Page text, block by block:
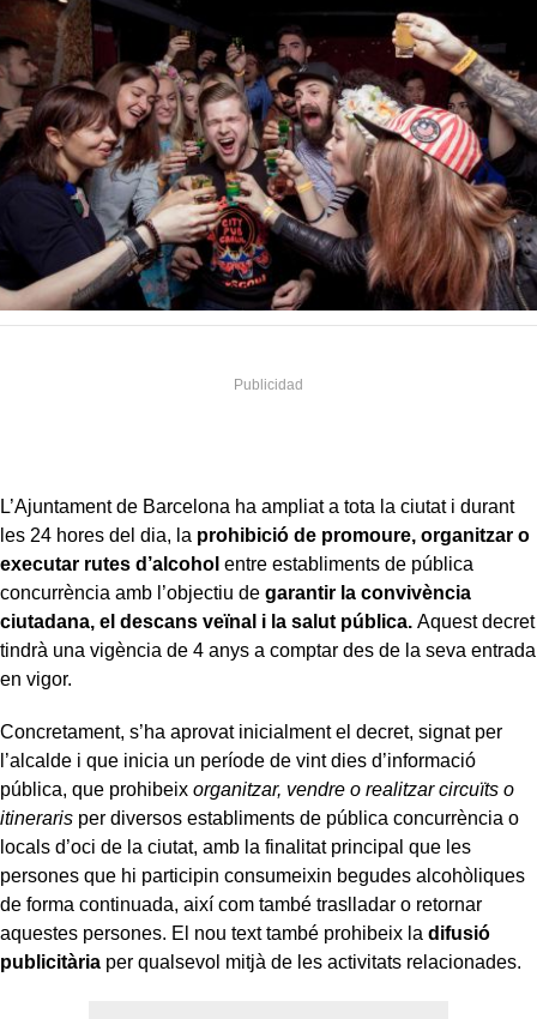
L’Ajuntament de Barcelona ha ampliat a tota la ciutat i durant
les 24 hores del dia, la prohibició de promoure, organitzar o
executar rutes d’alcohol entre establiments de pública
concurrència amb l’objectiu de garantir la convivència
ciutadana, el descans veïnal i la salut pública. Aquest decret
tindrà una vigència de 4 anys a comptar des de la seva entrada
en vigor.
Concretament, s’ha aprovat inicialment el decret, signat per
l’alcalde i que inicia un període de vint dies d’informació
pública, que prohibeix organitzar, vendre o realitzar circuïts o
itineraris per diversos establiments de pública concurrència o
locals d’oci de la ciutat, amb la finalitat principal que les
persones que hi participin consumeixin begudes alcohòliques
de forma continuada, així com també traslladar o retornar
aquestes persones. El nou text també prohibeix la difusió
publicitària per qualsevol mitjà de les activitats relacionades.